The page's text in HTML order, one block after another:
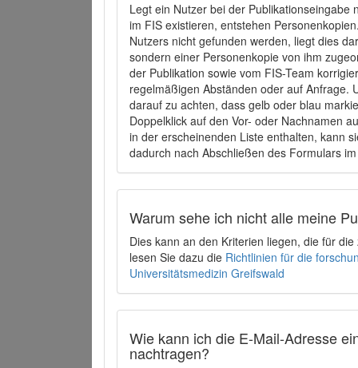
Legt ein Nutzer bei der
im FIS existieren, entstehen
Nutzers nicht gefunden werden, liegt dies
sondern einer Personenkopie von ihm
der Publikation sowie vom FIS-Team
regelmäßigen Abständen oder auf Anfrage.
darauf zu achten, dass gelb oder blau
Doppelklick auf den Vor- oder Nachnamen
in der erscheinenden Liste enthalten, kann
dadurch nach Abschließen des Formulars
Warum sehe ich nicht alle meine
Dies kann an den Kriterien liegen, die für
lesen Sie dazu die Richtlinien für die
Universitätsmedizin Greifswald
Wie kann ich die E-Mail-Adresse
nachtragen?